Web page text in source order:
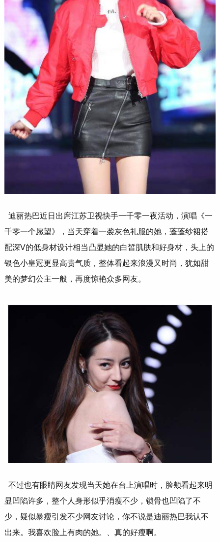
迪丽热巴近日出席江苏卫视快手一千零一夜活动，演唱《一
千零一个愿望》，当天穿着一袭灰色礼服的她，蓬蓬纱裙搭
配深V的低身材设计相当凸显她的白皙肌肤和好身材，头上的
银色小皇冠更显高贵气质，整体看起来浪漫又时尚，犹如甜
美的梦幻公主一般，再度惊艳众多网友。
不过也有眼睛网友发现当天她在台上演唱时，脸颊看起来明
显凹陷许多，整个人身形似乎消瘦不少，锁骨也凹陷了不
少，疑似暴瘦引发不少网友讨论，你不说是迪丽热巴我认不
出来。我喜欢脸上有肉的她。、真的好瘦啊。